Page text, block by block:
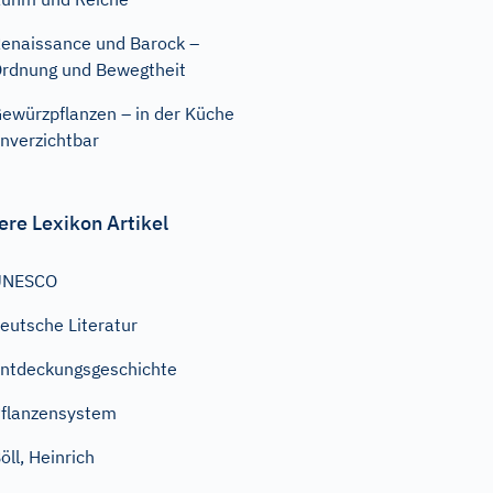
und Barock –
und Bewegtheit
– in der Küche
Lexikon Artikel
Literatur
Heinrich